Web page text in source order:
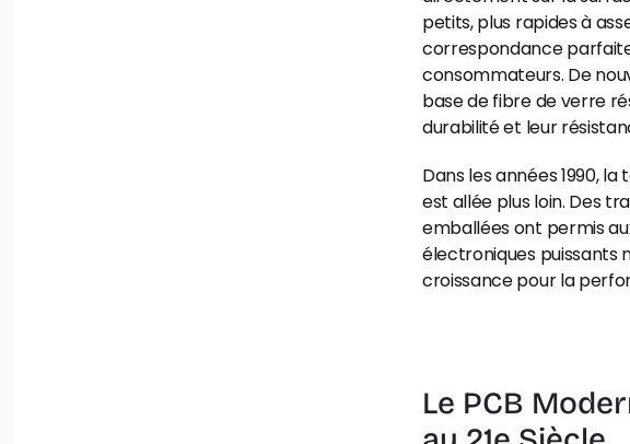
petits, plus rapides à
correspondance
consommateurs. De
base de fibre de verre
durabilité et leur
Dans les années 1990,
est allée plus loin. Des
emballées ont permis
électroniques puissants
croissance pour la
Le PCB